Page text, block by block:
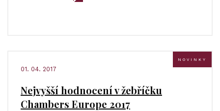
NOVINKY
01. 04. 2017
Nejvyšší hodnocení v žebříčku
Chambers Europe 2017